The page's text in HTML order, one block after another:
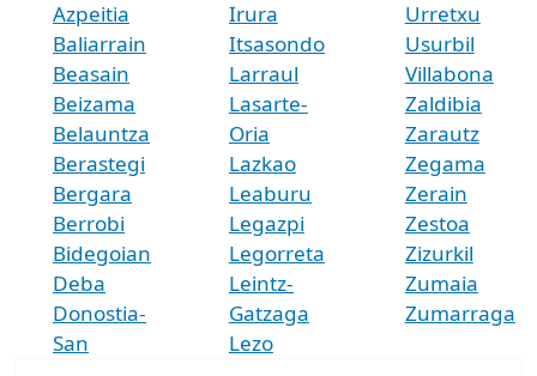
Azpeitia
Baliarrain
Beasain
Beizama
Belauntza
Berastegi
Bergara
Berrobi
Bidegoian
Deba
Donostia-
San
Irura
Itsasondo
Larraul
Lasarte-
Oria
Lazkao
Leaburu
Legazpi
Legorreta
Leintz-
Gatzaga
Lezo
Urretxu
Usurbil
Villabona
Zaldibia
Zarautz
Zegama
Zerain
Zestoa
Zizurkil
Zumaia
Zumarraga